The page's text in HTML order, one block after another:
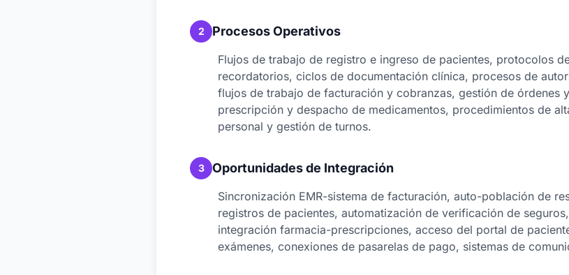
2 Procesos Operativos
Flujos de trabajo de registro e ingreso de pacientes, protocolos
recordatorios, ciclos de documentación clínica, procesos de
flujos de trabajo de facturación y cobranzas, gestión de órdenes
prescripción y despacho de medicamentos, procedimientos de
personal y gestión de turnos.
3 Oportunidades de Integración
Sincronización EMR-sistema de facturación, auto-población de
registros de pacientes, automatización de verificación de
integración farmacia-prescripciones, acceso del portal de
exámenes, conexiones de pasarelas de pago, sistemas de